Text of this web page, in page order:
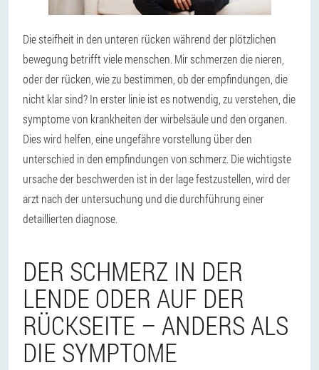
Die steifheit in den unteren rücken während der plötzlichen
bewegung betrifft viele menschen. Mir schmerzen die nieren,
oder der rücken, wie zu bestimmen, ob der empfindungen, die
nicht klar sind? In erster linie ist es notwendig, zu verstehen, die
symptome von krankheiten der wirbelsäule und den organen.
Dies wird helfen, eine ungefähre vorstellung über den
unterschied in den empfindungen von schmerz. Die wichtigste
ursache der beschwerden ist in der lage festzustellen, wird der
arzt nach der untersuchung und die durchführung einer
detaillierten diagnose.
DER SCHMERZ IN DER
LENDE ODER AUF DER
RÜCKSEITE – ANDERS ALS
DIE SYMPTOME